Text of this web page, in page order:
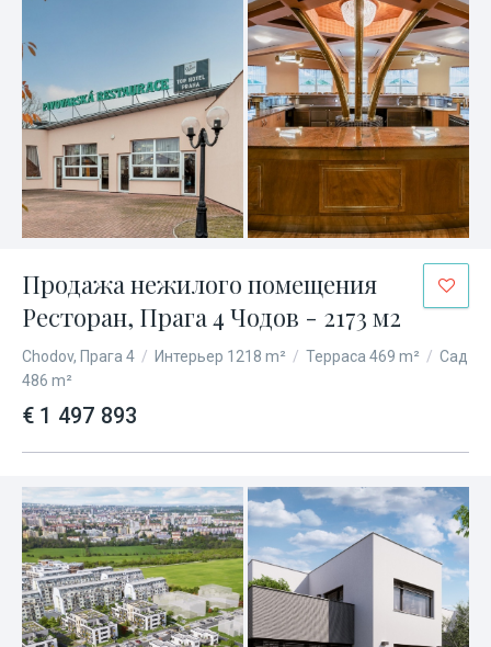
Продажа нежилого помещения
Ресторан, Прага 4 Чодов - 2173 м2
Chodov, Прага 4 / Интерьер 1218 m² / Терраса 469 m² / Сад
486 m²
€ 1 497 893